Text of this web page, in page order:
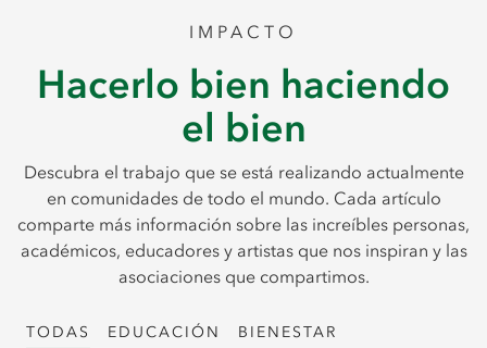
IMPACTO
Hacerlo bien haciendo
el bien
Descubra el trabajo que se está realizando actualmente
en comunidades de todo el mundo. Cada artículo
comparte más información sobre las increíbles personas,
académicos, educadores y artistas que nos inspiran y las
asociaciones que compartimos.
TODAS EDUCACIÓN BIENESTAR